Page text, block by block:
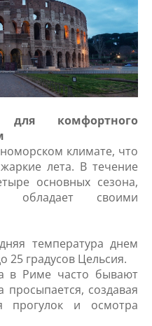
для комфортного
климате, что
лета. В течение
основных сезона,
своими
температура днем
25 градусов Цельсия.
в Риме часто бывают
создавая
прогулок и осмотра